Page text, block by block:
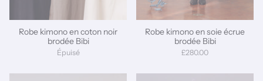
Robe kimono en coton noir
brodée Bibi
Épuisé
Robe kimono en soie écrue
brodée Bibi
£280.00